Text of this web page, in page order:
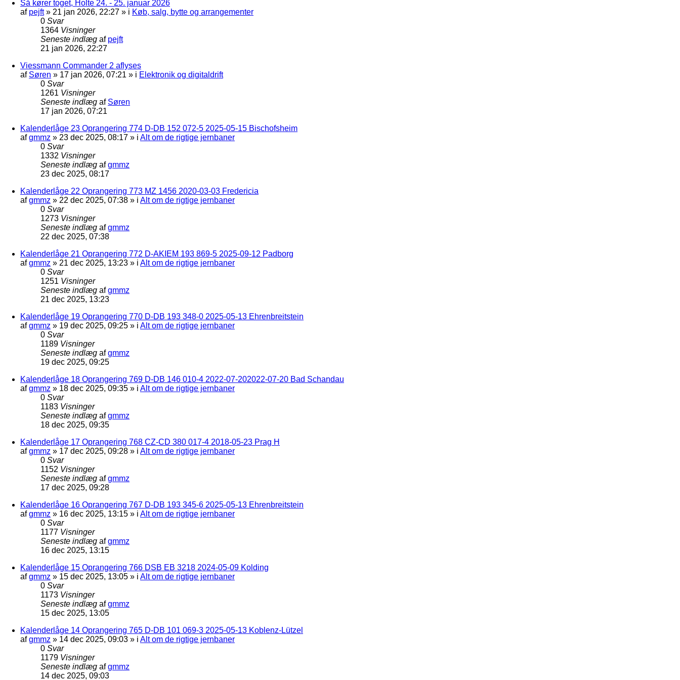
Så kører toget, Holte 24. - 25. januar 2026
af pejft» 21 jan 2026, 22:27 » i Køb, salg, bytte og arrangementer
0 Svar
1364 Visninger
Seneste indlæg af pejft
21 jan 2026, 22:27
Viessmann Commander 2 aflyses
af Søren » 17 jan 2026, 07:21 » i Elektronik og digitaldrift
0 Svar
1261 Visninger
Seneste indlæg af Søren
17 jan 2026, 07:21
Kalenderlåge 23 Oprangering 774 D-DB 152 072-5 2025-05-15 Bischofsheim
afgmmz » 23 dec 2025, 08:17 » i Alt om de rigtige jernbaner
0 Svar
1332 Visninger
Seneste indlæg afgmmz
23 dec 2025, 08:17
Kalenderlåge 22 Oprangering 773 MZ 1456 2020-03-03 Fredericia
afgmmz » 22 dec 2025, 07:38 » i Alt om de rigtige jernbaner
0 Svar
1273 Visninger
Seneste indlæg afgmmz
22 dec 2025, 07:38
Kalenderlåge 21 Oprangering 772 D-AKIEM 193 869-5 2025-09-12 Padborg
afgmmz » 21 dec 2025, 13:23 » i Alt om de rigtige jernbaner
0 Svar
1251 Visninger
Seneste indlæg afgmmz
21 dec 2025, 13:23
Kalenderlåge 19 Oprangering 770 D-DB 193 348-0 2025-05-13 Ehrenbreitstein
afgmmz » 19 dec 2025, 09:25 » i Alt om de rigtige jernbaner
0 Svar
1189 Visninger
Seneste indlæg afgmmz
19 dec 2025, 09:25
Kalenderlåge 18 Oprangering 769 D-DB 146 010-4 2022-07-202022-07-20 Bad Schandau
afgmmz » 18 dec 2025, 09:35 » i Alt om de rigtige jernbaner
0 Svar
1183 Visninger
Seneste indlæg afgmmz
18 dec 2025, 09:35
Kalenderlåge 17 Oprangering 768 CZ-CD 380 017-4 2018-05-23 Prag H
afgmmz » 17 dec 2025, 09:28 » i Alt om de rigtige jernbaner
0 Svar
1152 Visninger
Seneste indlæg afgmmz
17 dec 2025, 09:28
Kalenderlåge 16 Oprangering 767 D-DB 193 345-6 2025-05-13 Ehrenbreitstein
afgmmz » 16 dec 2025, 13:15 » i Alt om de rigtige jernbaner
0 Svar
1177 Visninger
Seneste indlæg afgmmz
16 dec 2025, 13:15
Kalenderlåge 15 Oprangering 766 DSB EB 3218 2024-05-09 Kolding
afgmmz » 15 dec 2025, 13:05 » i Alt om de rigtige jernbaner
0 Svar
1173 Visninger
Seneste indlæg afgmmz
15 dec 2025, 13:05
Kalenderlåge 14 Oprangering 765 D-DB 101 069-3 2025-05-13 Koblenz-Lützel
afgmmz » 14 dec 2025, 09:03 » i Alt om de rigtige jernbaner
0 Svar
1179 Visninger
Seneste indlæg afgmmz
14 dec 2025, 09:03